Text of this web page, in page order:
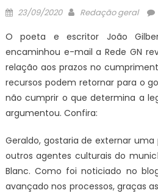
Posted
23/09/2020 Author
Redação geral
O poeta e escritor João
encaminhou e-mail a Rede GN
relação aos prazos no
recursos podem retornar para o
não cumprir o que determina a
argumentou. Confira:
Geraldo, gostaria de externar
outros agentes culturais do
Blanc. Como foi noticiado no
avançado nos processos, graças